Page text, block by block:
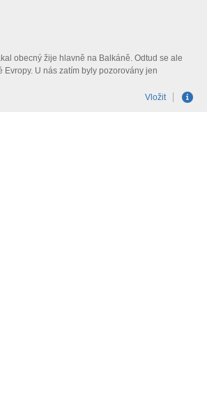
obecný žije hlavně na Balkáně. Odtud se ale
Evropy. U nás zatím byly pozorovány jen
invazní druh? Připravila Tamara Urválková.
Vložit